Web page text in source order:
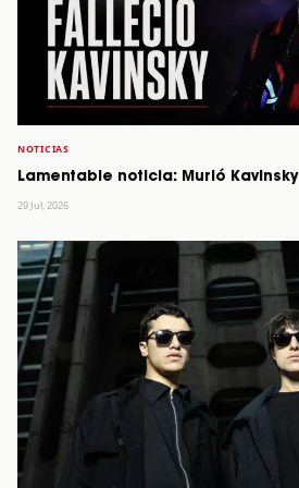
NOTICIAS
Lamentable noticia: Murió Kavinsky
29 Jul, 2026